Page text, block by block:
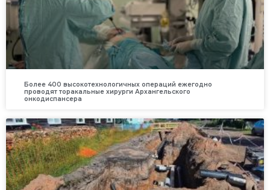
Более 400 высокотехнологичных операций ежегодно
проводят торакальные хирурги Архангельского
онкодиспансера